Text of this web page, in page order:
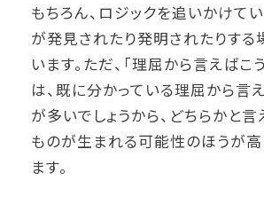
もちろん、ロジックを追いかけてい
が発見されたり発明されたりする
います。ただ、「理屈から言えばこ
は、既に分かっている理屈から言
が多いでしょうから、どちらかと
ものが生まれる可能性のほうが
ます。